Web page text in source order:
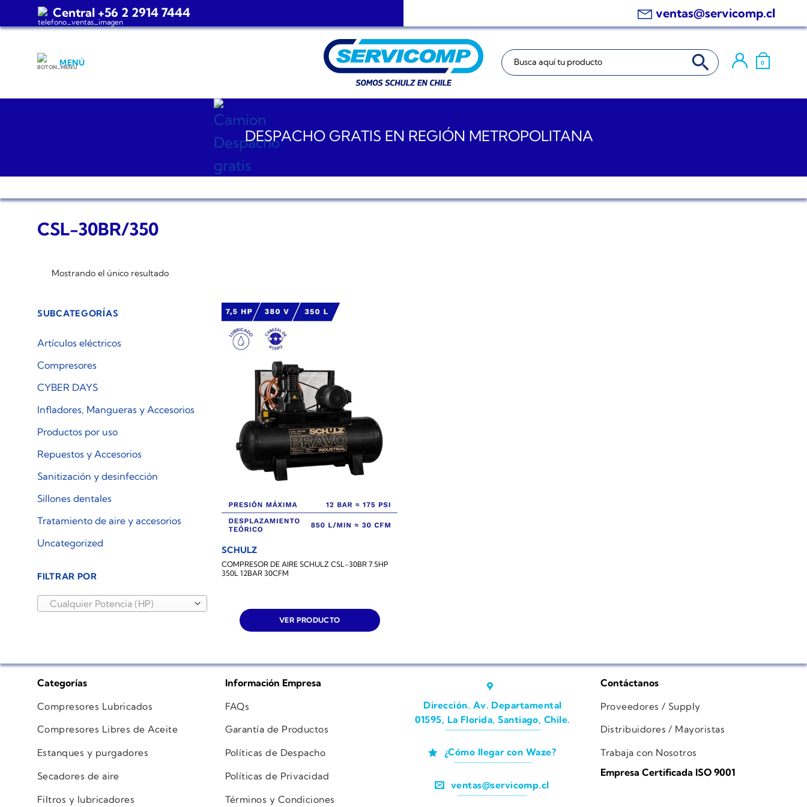
Central +56 2 2914 7444 ventas@servicomp.cl
MENÚ
Buscar: BOTÓN DE BÚSQUEDA
0
DESPACHO GRATIS EN REGIÓN METROPOLITANA
CSL-30BR/350
Mostrando el único resultado
SUBCATEGORÍAS
Artículos eléctricos
Compresores
CYBER DAYS
Infladores, Mangueras y Accesorios
Productos por uso
Repuestos y Accesorios
Sanitización y desinfección
Sillones dentales
Tratamiento de aire y accesorios
Uncategorized
FILTRAR POR
Cualquier Potencia (HP)
SCHULZ
COMPRESOR DE AIRE SCHULZ CSL-30BR 7.5HP
350L 12BAR 30CFM
VER PRODUCTO
Categorías
Compresores Lubricados
Compresores Libres de Aceite
Estanques y purgadores
Secadores de aire
Filtros y lubricadores
Información Empresa
FAQs
Garantía de Productos
Políticas de Despacho
Políticas de Privacidad
Términos y Condiciones
Dirección. Av. Departamental
01595, La Florida, Santiago, Chile.
¿Cómo llegar con Waze?
ventas@servicomp.cl
Contáctanos
Proveedores / Supply
Distribuidores / Mayoristas
Trabaja con Nosotros
Empresa Certificada ISO 9001